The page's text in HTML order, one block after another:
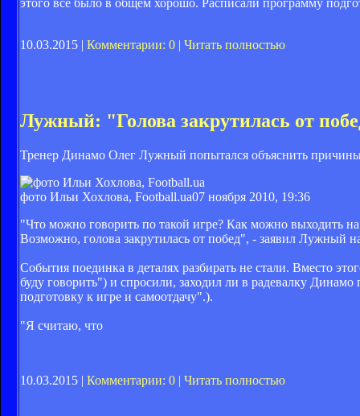
этого все было в общем хорошо. Расписали программу
10.03.2015 | Комментарии: 0 | Читать полностью
Лужный: "Голова закрутилась от
Тренер Динамо Олег Лужный попытался объяснить
фото Ильи Хохлова, Football.ua07 ноября 2010, 19:36
"Что можно говорить по такой игре? Как можно выходить
Возможно, голова закрутилась от побед", - заявил Лужный
События поединка в деталях разбирать не стали. Вместо
буду говорить") и спросили, заходил ли в радевалку
подготовку к игре и самоотдачу".).
"Я считаю, что
10.03.2015 | Комментарии: 0 | Читать полностью